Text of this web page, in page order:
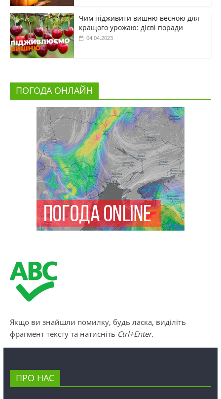
Чим підживити вишню весною для
кращого урожаю: дієві поради
04.04.2023
ПОГОДА ОНЛАЙН
Якщо ви знайшли помилку, будь ласка, виділіть
фрагмент тексту та натисніть Ctrl+Enter.
ПРО НАС